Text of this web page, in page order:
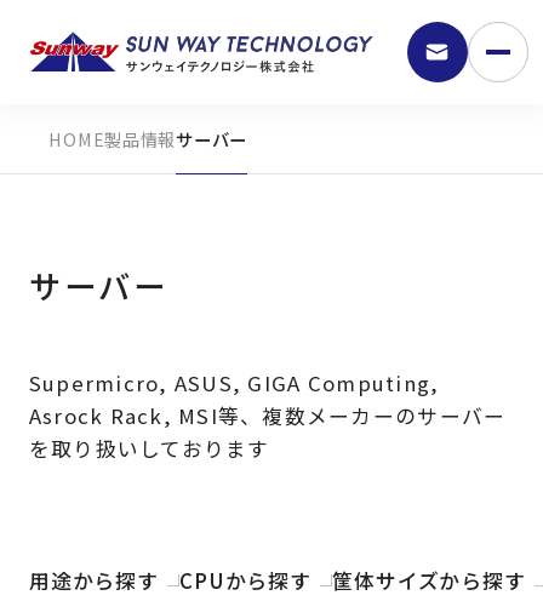
9:30 - 18:00
製品検索
製品情報サーバー
サーバー
Supermicro, ASUS, GIGA Computing,
Asrock Rack, MSI等、複数メーカーのサーバー
を取り扱いしております
用途から探す CPUから探す 筐体サイズから探す